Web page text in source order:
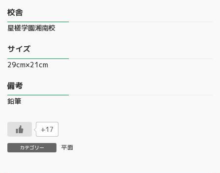
校舎
星槎学園湘南校
サイズ
29cm×21cm
備考
鉛筆
+17
カテゴリー 平面